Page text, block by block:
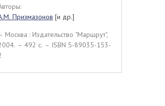
Призмазонов [и др.]
Москва : Издательство "Маршрут",
– 492 c. – ISBN 5-89035-153-